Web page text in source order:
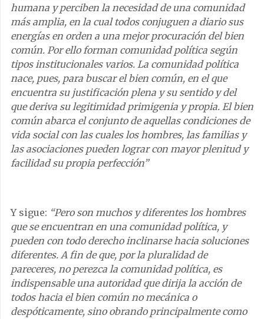
humana y perciben la necesidad de una comunidad
más amplia, en la cual todos conjuguen a diario sus
energías en orden a una mejor procuración del bien
común. Por ello forman comunidad política según
tipos institucionales varios. La comunidad política
nace, pues, para buscar el bien común, en el que
encuentra su justificación plena y su sentido y del
que deriva su legitimidad primigenia y propia. El bien
común abarca el conjunto de aquellas condiciones de
vida social con las cuales los hombres, las familias y
las asociaciones pueden lograr con mayor plenitud y
facilidad su propia perfección”
Y sigue: “Pero son muchos y diferentes los hombres
que se encuentran en una comunidad política, y
pueden con todo derecho inclinarse hacia soluciones
diferentes. A fin de que, por la pluralidad de
pareceres, no perezca la comunidad política, es
indispensable una autoridad que dirija la acción de
todos hacia el bien común no mecánica o
despóticamente, sino obrando principalmente como